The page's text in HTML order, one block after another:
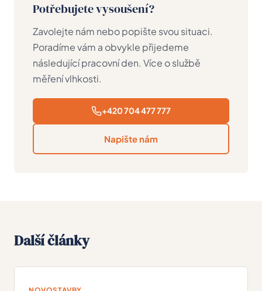
Potřebujete vysoušení?
Zavolejte nám nebo popište svou situaci.
Poradíme vám a obvykle přijedeme
následující pracovní den. Více o službě
měření vlhkosti.
+420 704 477 777
Napište nám
Další články